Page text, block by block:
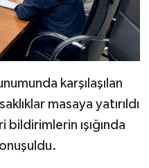
karşılaşılan
masaya yatırıldı
ışığında